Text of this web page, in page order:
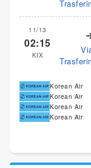
11/13
02:15
KIX
Korean Air
Korean Air
Korean Air
Korean Air